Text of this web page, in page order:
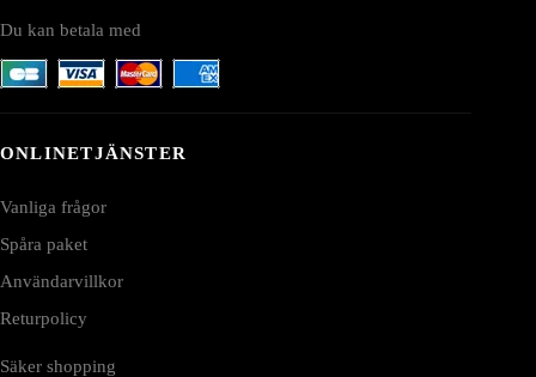
Du kan betala med
ONLINETJÄNSTER
Vanliga frågor
Spåra paket
Användarvillkor
Returpolicy
Säker shopping